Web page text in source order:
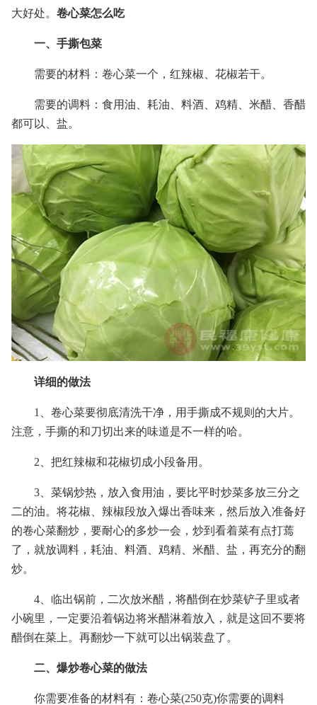
大好处。 卷心菜怎么吃
一、手撕包菜
需要的材料：卷心菜一个，红辣椒、花椒若干。
需要的调料：食用油、耗油、料酒、鸡精、米醋、香醋
都可以、盐。
详细的做法
1、卷心菜要彻底清洗干净，用手撕成不规则的大片。
注意，手撕的和刀切出来的味道是不一样的哈。
2、把红辣椒和花椒切成小段备用。
3、菜锅炒热，放入食用油，要比平时炒菜多放三分之
二的油。将花椒、辣椒段放入爆出香味来，然后放入准备好
的卷心菜翻炒，要耐心的多炒一会，炒到看着菜有点打蔫
了，就放调料，耗油、料酒、鸡精、米醋、盐，再充分的翻
炒。
4、临出锅前，二次放米醋，将醋倒在炒菜铲子里或者
小碗里，一定要沿着锅边将米醋淋着放入，就是这回不要将
醋倒在菜上。再翻炒一下就可以出锅装盘了。
二、爆炒卷心菜的做法
你需要准备的材料有：卷心菜(250克)你需要的调料